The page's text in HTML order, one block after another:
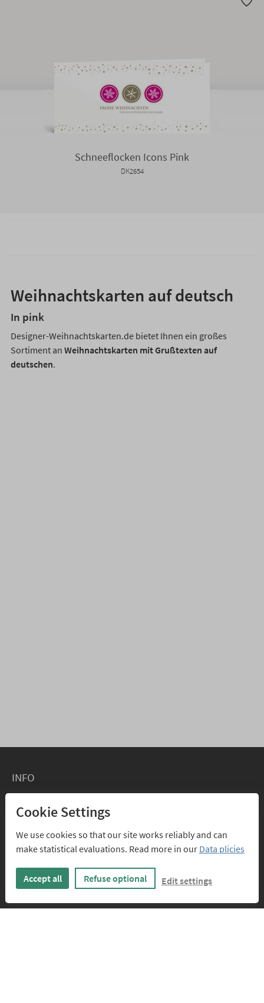
Schneeflocken Icons Pink
DK2654
Weihnachtskarten auf deutsch
In pink
Designer-Weihnachtskarten.de bietet Ihnen ein großes
Sortiment an Weihnachtskarten mit Grußtexten auf
deutschen.
INFO
Papiere
Formate
Lieferzeiten
Versandkosten
Kartenpreise
FAQs
Cookie Settings
We use cookies so that our site works reliably and can
make statistical evaluations. Read more in our Data plicies
Accept all Refuse optional Edit settings